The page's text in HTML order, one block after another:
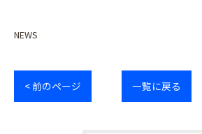
NEWS
< 前のページ 一覧に戻る